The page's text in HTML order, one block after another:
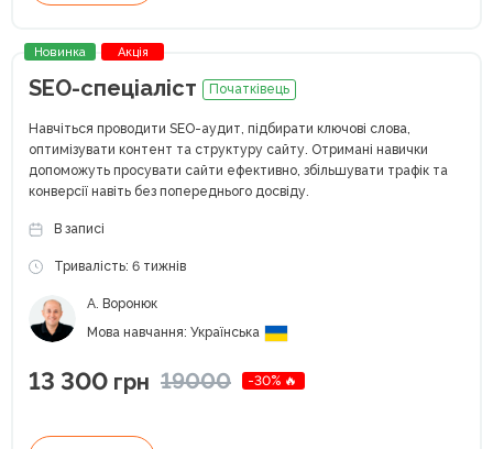
Новинка Акція
SEO-спеціаліст Початківець
Навчіться проводити SEO-аудит, підбирати ключові слова,
оптимізувати контент та структуру сайту. Отримані навички
допоможуть просувати сайти ефективно, збільшувати трафік та
конверсії навіть без попереднього досвіду.
В записі
Тривалість: 6 тижнів
А. Воронюк
Мова навчання: Українська
13 300 грн 19000 -30% 🔥